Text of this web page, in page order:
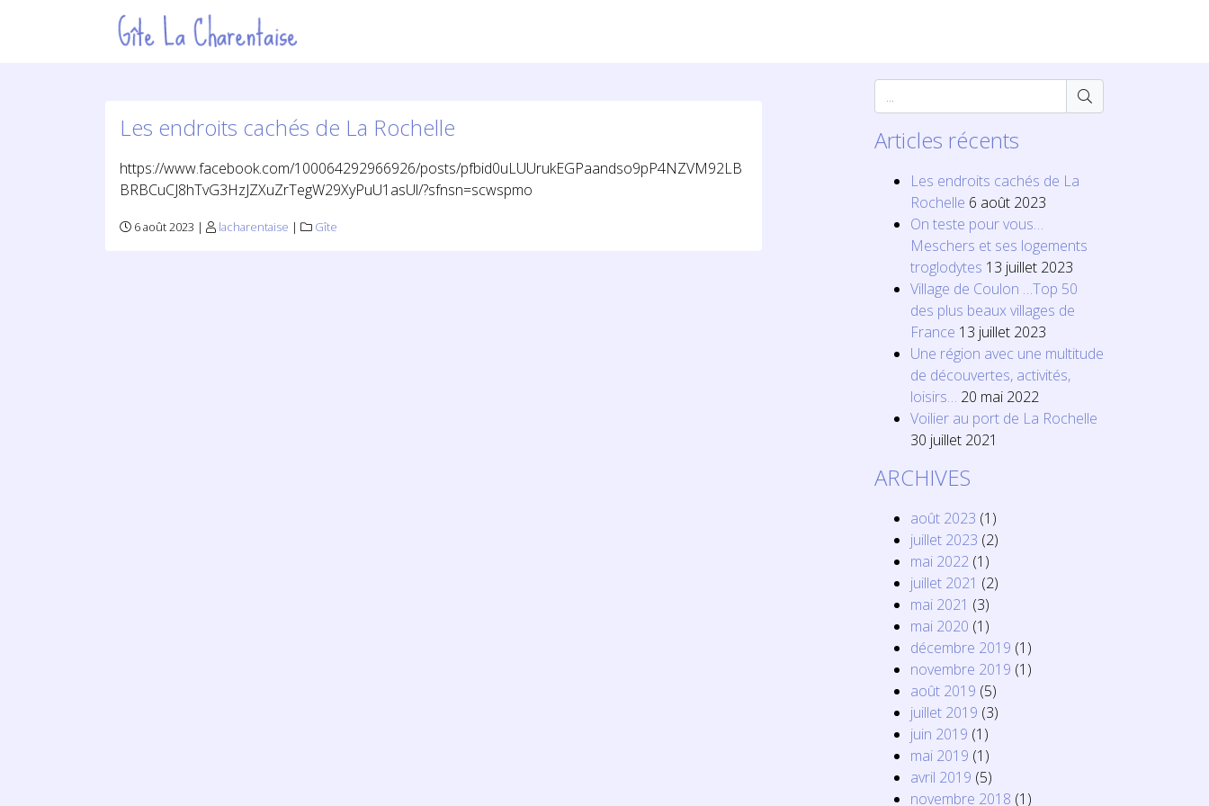
Les endroits cachés de La Rochelle
https://www.facebook.com/100064292966926/posts/pfbid0uLUUrukEGPaandso9pP4NZVM92LB
BRBCuCJ8hTvG3HzJZXuZrTegW29XyPuU1asUl/?sfnsn=scwspmo
6 août 2023 | lacharentaise | Gîte
Articles récents
Les endroits cachés de La
Rochelle 6 août 2023
On teste pour vous…
Meschers et ses logements
troglodytes 13 juillet 2023
Village de Coulon …Top 50
des plus beaux villages de
France 13 juillet 2023
Une région avec une multitude
de découvertes, activités,
loisirs… 20 mai 2022
Voilier au port de La Rochelle
30 juillet 2021
ARCHIVES
août 2023 (1)
juillet 2023 (2)
mai 2022 (1)
juillet 2021 (2)
mai 2021 (3)
mai 2020 (1)
décembre 2019 (1)
novembre 2019 (1)
août 2019 (5)
juillet 2019 (3)
juin 2019 (1)
mai 2019 (1)
avril 2019 (5)
novembre 2018 (1)